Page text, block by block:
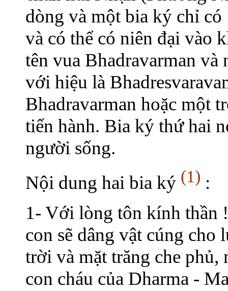
dòng và một bia ký chỉ
và có thể có niên đại vào
tên vua Bhadravarman
với hiệu là
Bhadravarman hoặc một
tiến hành. Bia ký thứ hai
người sống.
Nội dung hai bia ký (1) :
1- Với lòng tôn kính thần
con sẽ dâng vật cúng
trời và mặt trăng che
con cháu của Dharma -